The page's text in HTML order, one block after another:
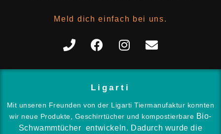
Meld dich einfach bei uns.
Ligarti
Mit unseren Freunden von der Ligarti Tiermanufaktur konnten
wir neue Produkte, Geschirrtücher und kompostierbare Bio-
Schwammtücher entwickeln. Dadurch wurde die